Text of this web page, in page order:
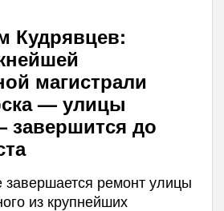
Кудрявцев:
магистрали
— улицы
завершится до
завершается ремонт улицы
из крупнейших